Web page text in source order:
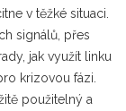
v těžké situaci.
signálů, přes
jak využít linku
krizovou fázi.
použitelný a